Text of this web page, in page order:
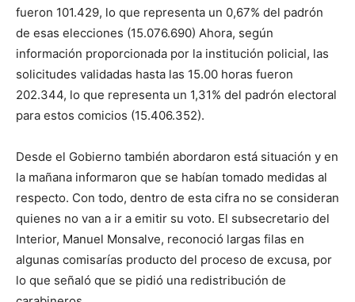
fueron 101.429, lo que representa un 0,67% del padrón
de esas elecciones (15.076.690) Ahora, según
información proporcionada por la institución policial, las
solicitudes validadas hasta las 15.00 horas fueron
202.344, lo que representa un 1,31% del padrón electoral
para estos comicios (15.406.352).
Desde el Gobierno también abordaron está situación y en
la mañana informaron que se habían tomado medidas al
respecto. Con todo, dentro de esta cifra no se consideran
quienes no van a ir a emitir su voto. El subsecretario del
Interior, Manuel Monsalve, reconoció largas filas en
algunas comisarías producto del proceso de excusa, por
lo que señaló que se pidió una redistribución de